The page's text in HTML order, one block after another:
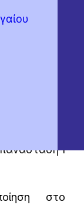
Νοεμβρίου
οι
Ι
στο